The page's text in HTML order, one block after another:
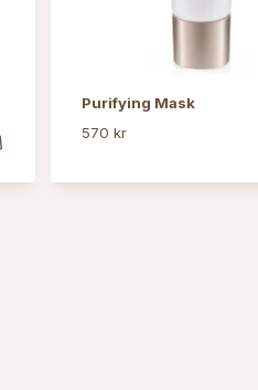
Purifying Mask
570 kr